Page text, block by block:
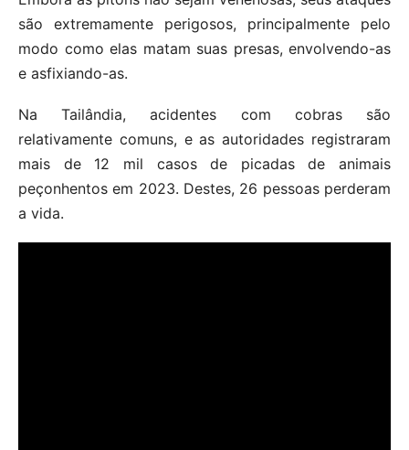
são extremamente perigosos, principalmente pelo
modo como elas matam suas presas, envolvendo-as
e asfixiando-as.
Na Tailândia, acidentes com cobras são
relativamente comuns, e as autoridades registraram
mais de 12 mil casos de picadas de animais
peçonhentos em 2023. Destes, 26 pessoas perderam
a vida.